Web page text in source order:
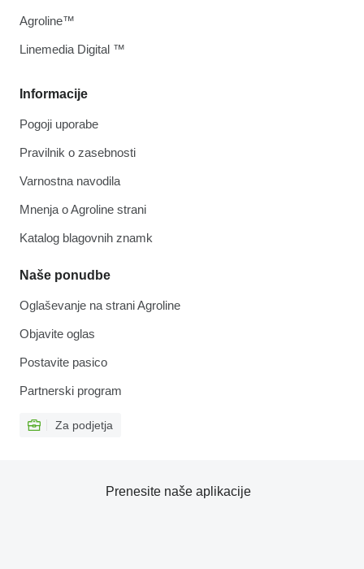
Informacije
Pogoji uporabe
Pravilnik o zasebnosti
Varnostna navodila
Mnenja o Agroline strani
Katalog blagovnih znamk
Naše ponudbe
Oglaševanje na strani Agroline
Objavite oglas
Postavite pasico
Partnerski program
Za podjetja
Agroline™
Linemedia Digital ™
Prenesite naše aplikacije